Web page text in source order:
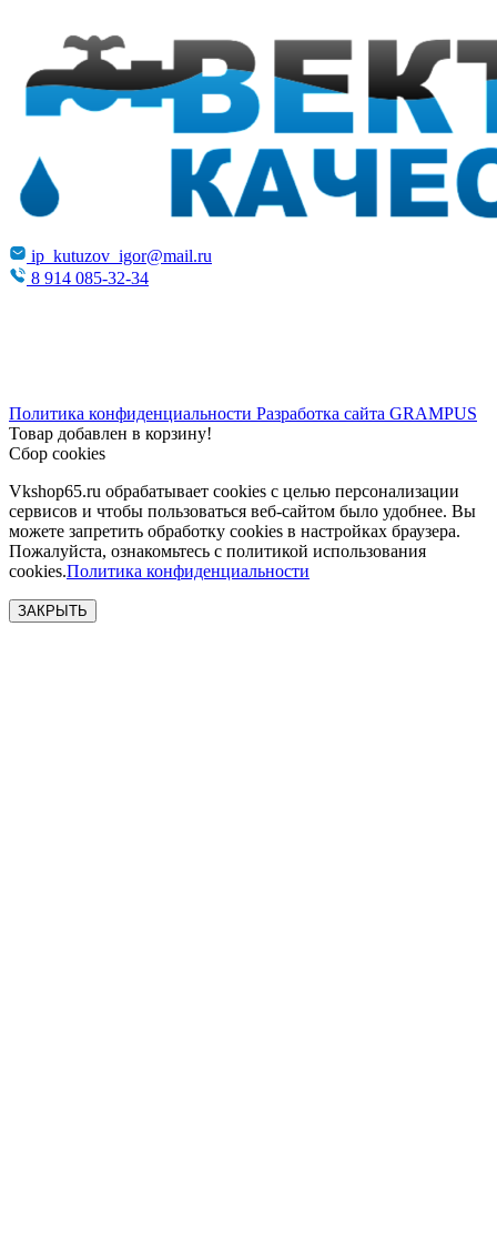
ip_kutuzov_igor@mail.ru
8 914 085-32-34
Политика конфиденциальности Разработка сайта GRAMPUS
Товар добавлен в корзину!
Сбор cookies
Vkshop65.ru обрабатывает cookies с целью персонализации
сервисов и чтобы пользоваться веб-сайтом было удобнее. Вы
можете запретить обработку сookies в настройках браузера.
Пожалуйста, ознакомьтесь с политикой использования
cookies.Политика конфиденциальности
ЗАКРЫТЬ